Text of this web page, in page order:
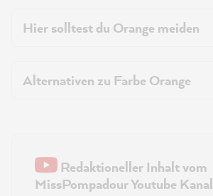
Hier solltest du Orange meiden
Alternativen zu Farbe Orange
Redaktioneller Inhalt vom
MissPompadour Youtube Kanal